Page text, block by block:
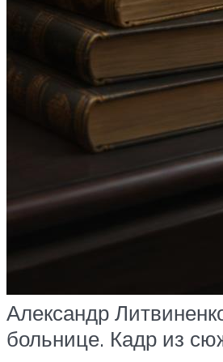
Александр
больнице. Кадр из